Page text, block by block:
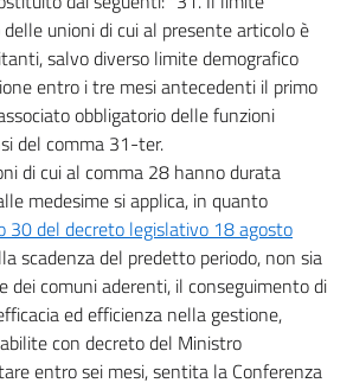
unioni di cui al presente articolo è
salvo diverso limite demografico
entro i tre mesi antecedenti il primo
obbligatorio delle funzioni
del comma 31-ter.
di cui al comma 28 hanno durata
medesime si applica, in quanto
30 del decreto legislativo 18 agosto
scadenza del predetto periodo, non sia
dei comuni aderenti, il conseguimento di
ed efficienza nella gestione,
con decreto del Ministro
entro sei mesi, sentita la Conferenza